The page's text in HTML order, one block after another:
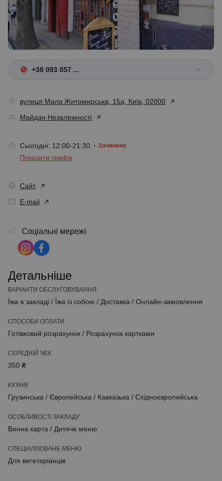
1 / 4
+38 093 057 ...
вулиця Мала Житомирська, 15а, Київ, 02000
Майдан Незалежності
Сьогодні: 12:00-21:30 Зачинено
Показати графік
Сайт
E-mail
Соціальні мережі
Детальніше
ВАРІАНТИ ОБСЛУГОВУВАННЯ
Їжа в закладі / Їжа із собою / Доставка / Онлайн-замовлення
СПОСОБИ ОПЛАТИ
Готівковий розрахунок / Розрахунок картками
СЕРЕДНІЙ ЧЕК
350 ₴
КУХНЯ
Грузинська / Європейська / Кавказька / Східноєвропейська
ОСОБЛИВОСТІ ЗАКЛАДУ
Винна карта / Дитяче меню
СПЕЦІАЛІЗОВАНЕ МЕНЮ
Для вегетаріанців